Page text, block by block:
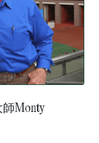
Monty